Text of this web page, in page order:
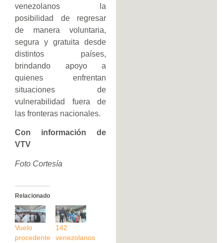
venezolanos la
posibilidad de regresar
de manera voluntaria,
segura y gratuita desde
distintos países,
brindando apoyo a
quienes enfrentan
situaciones de
vulnerabilidad fuera de
las fronteras nacionales.
Con información de
VTV
Foto Cortesía
Relacionado
Vuelo
procedente
142
venezolanos